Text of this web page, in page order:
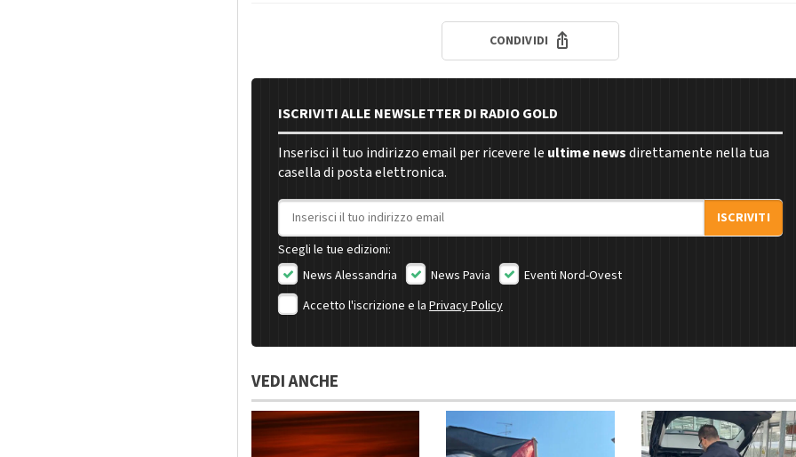
CONDIVIDI
ISCRIVITI ALLE NEWSLETTER DI RADIO GOLD
Inserisci il tuo indirizzo email per ricevere le ultime newsdirettamente nella tua
casella di posta elettronica.
Indirizzo email
ISCRIVITI
Scegli le tue edizioni:
News Alessandria
News Pavia
Eventi Nord-Ovest
Accetto l'iscrizione e la Privacy Policy
VEDI ANCHE